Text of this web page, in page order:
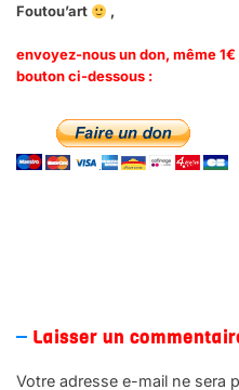
Foutou’art
,
envoyez-nous un don, même
bouton ci-dessous :
Laisser un
Votre adresse e-mail ne sera